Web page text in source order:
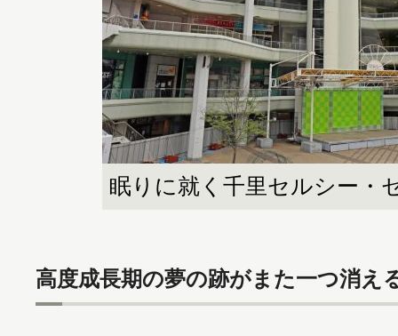
眠りに就く千里セルシー・
高度成長期の夢の跡がまた一つ消え